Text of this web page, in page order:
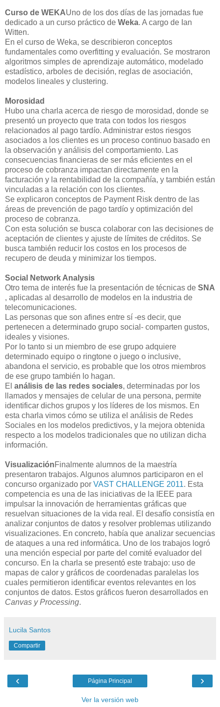
Curso de WEKAUno de los dos días de las jornadas fue
dedicado a un curso práctico de Weka. A cargo de Ian
Witten.
En el curso de Weka, se describieron conceptos
fundamentales como overfitting y evaluación. Se mostraron
algoritmos simples de aprendizaje automático, modelado
estadístico, arboles de decisión, reglas de asociación,
modelos lineales y clustering.
Morosidad
Hubo una charla acerca de riesgo de morosidad, donde se
presentó un proyecto que trata con todos los riesgos
relacionados al pago tardío. Administrar estos riesgos
asociados a los clientes es un proceso continuo basado en
la observación y análisis del comportamiento. Las
consecuencias financieras de ser más eficientes en el
proceso de cobranza impactan directamente en la
facturación y la rentabilidad de la compañía, y también están
vinculadas a la relación con los clientes.
Se explicaron conceptos de Payment Risk dentro de las
áreas de prevención de pago tardío y optimización del
proceso de cobranza.
Con esta solución se busca colaborar con las decisiones de
aceptación de clientes y ajuste de límites de créditos. Se
busca también reducir los costos en los procesos de
recupero de deuda y minimizar los tiempos.
Social Network Analysis
Otro tema de interés fue la presentación de técnicas de SNA
, aplicadas al desarrollo de modelos en la industria de
telecomunicaciones.
Las personas que son afines entre sí -es decir, que
pertenecen a determinado grupo social- comparten gustos,
ideales y visiones.
Por lo tanto si un miembro de ese grupo adquiere
determinado equipo o ringtone o juego o inclusive,
abandona el servicio, es probable que los otros miembros
de ese grupo también lo hagan.
El análisis de las redes sociales, determinadas por los
llamados y mensajes de celular de una persona, permite
identificar dichos grupos y los líderes de los mismos. En
esta charla vimos cómo se utiliza el análisis de Redes
Sociales en los modelos predictivos, y la mejora obtenida
respecto a los modelos tradicionales que no utilizan dicha
información.
VisualizaciónFinalmente alumnos de la maestría
presentaron trabajos. Algunos alumnos participaron en el
concurso organizado por VAST CHALLENGE 2011. Esta
competencia es una de las iniciativas de la IEEE para
impulsar la innovación de herramientas gráficas que
resuelvan situaciones de la vida real. El desafío consistía en
analizar conjuntos de datos y resolver problemas utilizando
visualizaciones. En concreto, había que analizar secuencias
de ataques a una red informática. Uno de los trabajos logró
una mención especial por parte del comité evaluador del
concurso. En la charla se presentó este trabajo: uso de
mapas de calor y gráficos de coordenadas paralelas los
cuales permitieron identificar eventos relevantes en los
conjuntos de datos. Estos gráficos fueron desarrollados en
Canvas y Processing.
Lucila Santos
Compartir
‹ ›
Página Principal
Ver la versión web